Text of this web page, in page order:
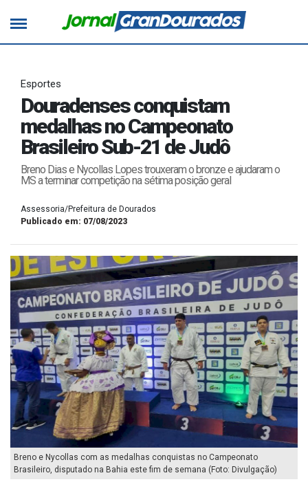
Esportes
Douradenses conquistam
medalhas no Campeonato
Brasileiro Sub-21 de Judô
Breno Dias e Nycollas Lopes trouxeram o bronze e ajudaram o
MS a terminar competição na sétima posição geral
Assessoria/Prefeitura de Dourados
Publicado em: 07/08/2023
Breno e Nycollas com as medalhas conquistas no Campeonato
Brasileiro, disputado na Bahia este fim de semana (Foto: Divulgação)